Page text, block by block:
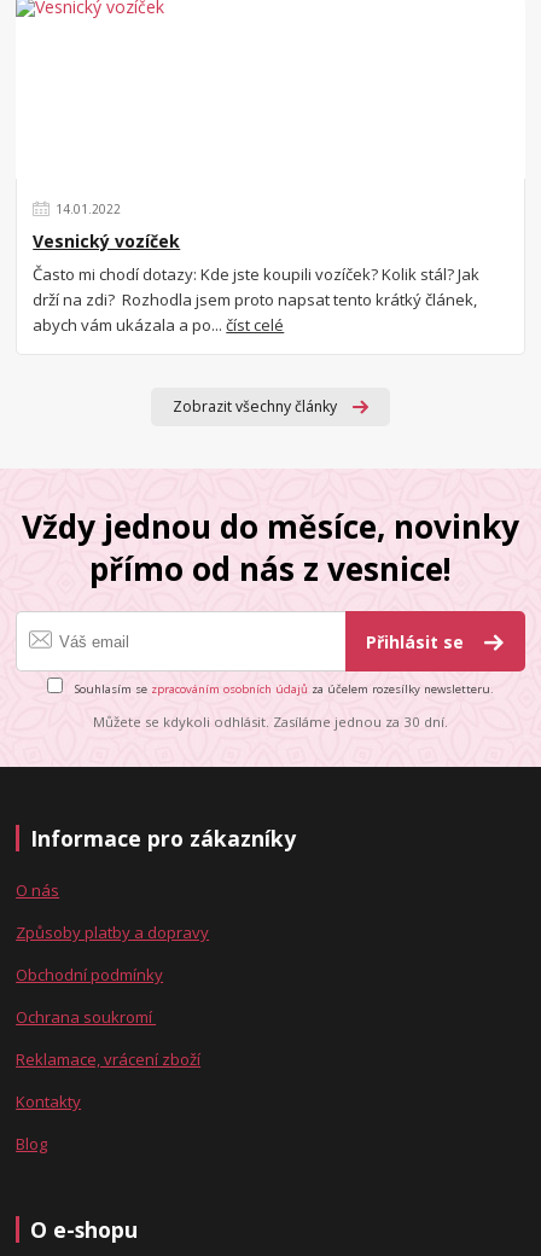
14. 01 2022
Vesnický vozíček
Často mi chodí dotazy: Kde jste koupili vozíček? Kolik stál? Jak
drží na zdi? Rozhodla jsem proto napsat tento krátký článek,
abych vám ukázala a po...číst celé
Zobrazit všechny články
Vždy jednou do měsíce, novinky
přímo od nás z vesnice!
Přihlásit se
Souhlasím se zpracováním osobních údajů za účelem rozesílky newsletteru.
Můžete se kdykoli odhlásit. Zasíláme jednou za 30 dní.
Informace pro zákazníky
O nás
Způsoby platby a dopravy
Obchodní podmínky
Ochrana soukromí
Reklamace, vrácení zboží
Kontakty
Blog
O e-shopu